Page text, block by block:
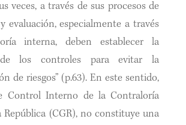
veces, a través de sus procesos de
evaluación, especialmente a través
interna, deben establecer la
de los controles para evitar la
de riesgos” (p.63). En este sentido,
Control Interno de la Contraloría
República (CGR), no constituye una